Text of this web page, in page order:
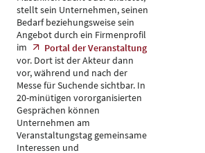
stellt sein Unternehmen, seinen
Bedarf beziehungsweise sein
Angebot durch ein Firmenprofil
im
Portal der Veranstaltung
vor. Dort ist der Akteur dann
vor, während und nach der
Messe für Suchende sichtbar. In
20-minütigen vororganisierten
Gesprächen können
Unternehmen am
Veranstaltungstag gemeinsame
Interessen und